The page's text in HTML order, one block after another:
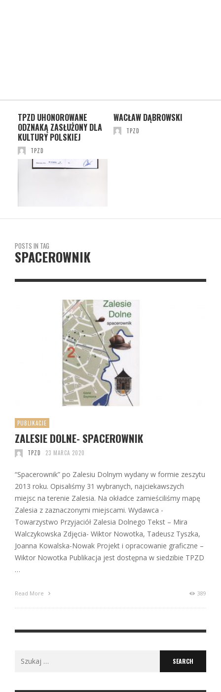
TPZD UHONOROWANE
ODZNAKĄ ZASŁUŻONY DLA
KULTURY POLSKIEJ
TPZD
WACŁAW DĄBROWSKI
TPZD
POSTS IN TAG
SPACEROWNIK
PUBLIKACJE
ZALESIE DOLNE- SPACEROWNIK
TPZD 23 MARCA 2020
“Spacerownik” po Zalesiu Dolnym wydany w formie zeszytu
2013 roku. Opisaliśmy 31 wybranych, najciekawszych
miejsc na terenie Zalesia. Na okładce zamieściliśmy mapę
Zalesia z zaznaczonymi miejscami. Wydawca -
Towarzystwo Przyjaciół Zalesia Dolnego Tekst – Mira
Walczykowska Zdjęcia- Wiktor Nowotka, Tadeusz Tyszka,
Joanna Kowalska-Nowak Projekt i opracowanie graficzne –
Wiktor Nowotka Publikacja jest dostępna w siedzibie TPZD
…
Read More 389